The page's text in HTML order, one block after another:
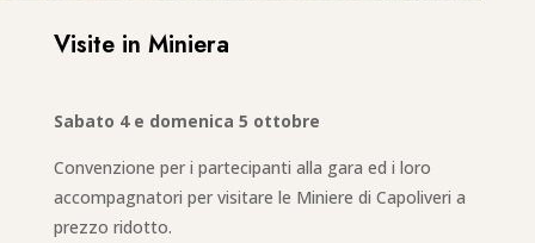
Visite in Miniera
Sabato 4 e domenica 5 ottobre
Convenzione per i partecipanti alla gara ed i loro
accompagnatori per visitare le Miniere di Capoliveri a
prezzo ridotto.